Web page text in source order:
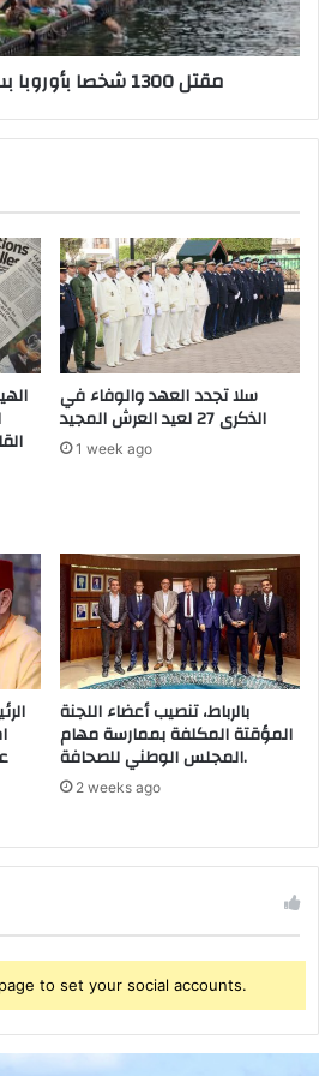
مقتل 1300 شخصا بأوروبا بسبب موجة الحر
سلا تجدد العهد والوفاء في
الذكرى 27 لعيد العرش المجيد
1 week ago
بالرباط، تنصيب أعضاء اللجنة
المؤقتة المكلفة بممارسة مهام
المجلس الوطني للصحافة.
2 weeks ago
to set your social accounts.